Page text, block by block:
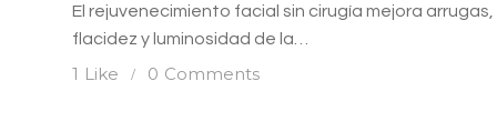
El rejuvenecimiento facial sin cirugía mejora arrugas,
flacidez y luminosidad de la…
1 Like 0 Comments